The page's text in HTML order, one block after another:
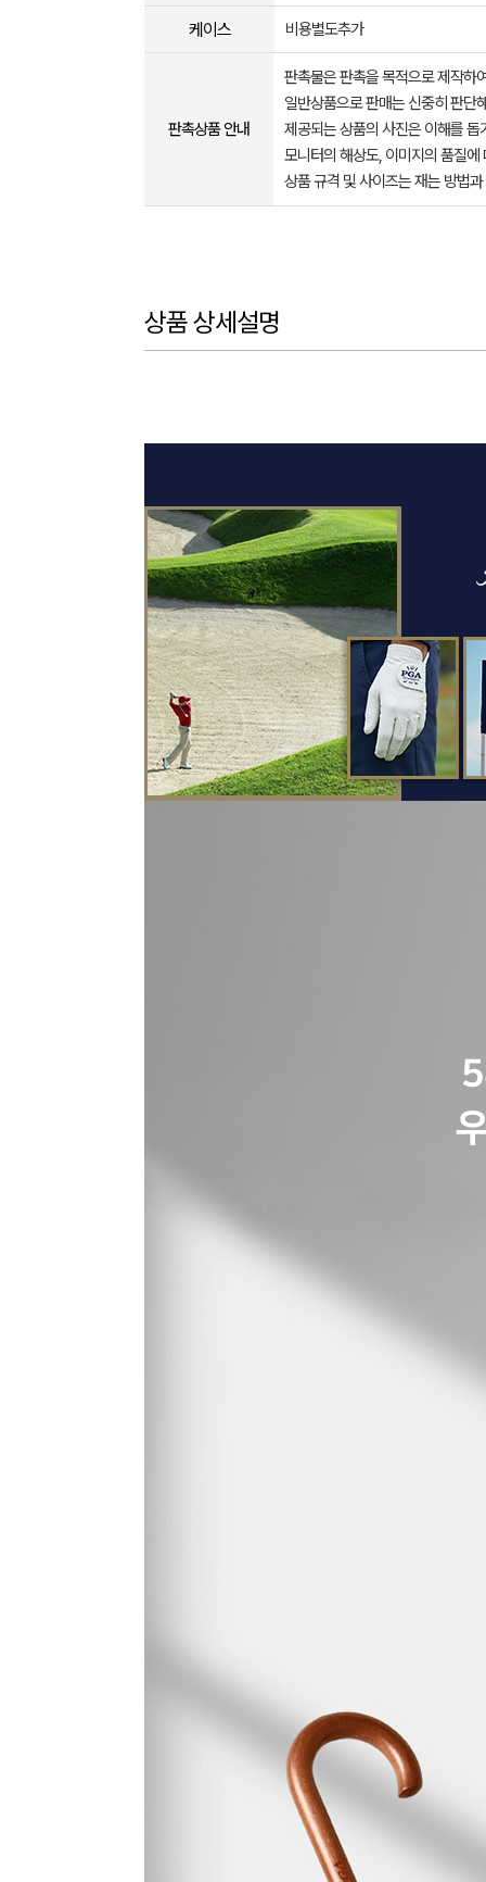
케이스 비용별도추가
판촉상품 안내
판촉물은 판촉을 목적으로 제작하
일반상품으로 판매는 신중히 판단
제공되는 상품의 사진은 이해를
모니터의 해상도, 이미지의 품질
상품 규격 및 사이즈는 재는 방법
상품 상세설명